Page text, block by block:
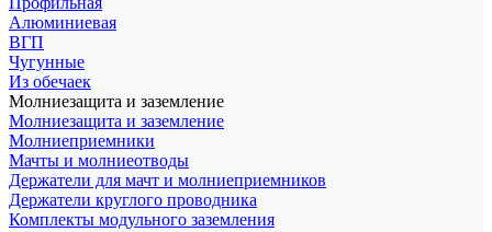
Алюминиевая
ВГП
Чугунные
Из обечаек
Молниезащита и заземление
Молниезащита и заземление
Молниеприемники
Мачты и молниеотводы
Держатели для мачт и молниеприемников
Держатели круглого проводника
Комплекты модульного заземления